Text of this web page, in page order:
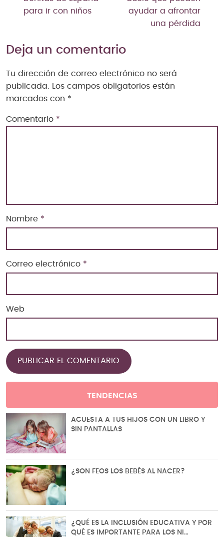
para ir con niños
ayudar a afrontar
una pérdida
Deja un comentario
Tu dirección de correo electrónico no será
publicada. Los campos obligatorios están
marcados con *
Comentario *
Nombre *
Correo electrónico *
Web
TENDENCIAS
ACUESTA A TUS HIJOS CON UN LIBRO Y
SIN PANTALLAS
¿SON FEOS LOS BEBÉS AL NACER?
¿QUÉ ES LA INCLUSIÓN EDUCATIVA Y POR
QUÉ ES IMPORTANTE PARA LOS NI…